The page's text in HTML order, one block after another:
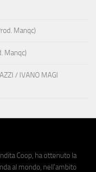
Manqc)
Manqc)
/ IVANO MAGI
Coop, ha ottenuto la
al mondo, nell'ambito